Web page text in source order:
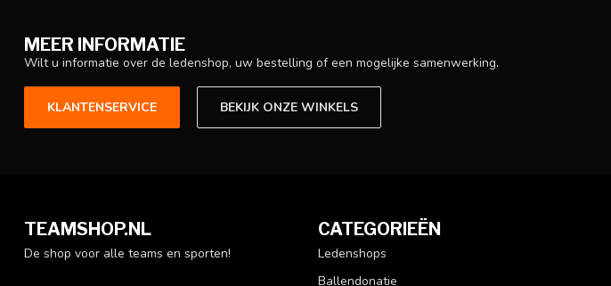
MEER INFORMATIE
Wilt u informatie over de ledenshop, uw bestelling of een mogelijke samenwerking.
KLANTENSERVICE BEKIJK ONZE WINKELS
TEAMSHOP.NL
De shop voor alle teams en sporten!
CATEGORIEËN
Ledenshops
Ballendonatie